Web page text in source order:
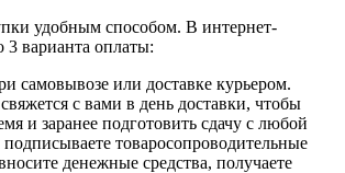
удобным способом. В интернет-
3 варианта оплаты:
самовывозе или доставке курьером.
с вами в день доставки, чтобы
и заранее подготовить сдачу с любой
товаросопроводительные
денежные средства, получаете